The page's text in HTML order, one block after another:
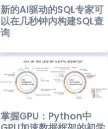
新的AI驱动的SQL专家可
以在几秒钟内构建SQL查
询
掌握GPU：Python中